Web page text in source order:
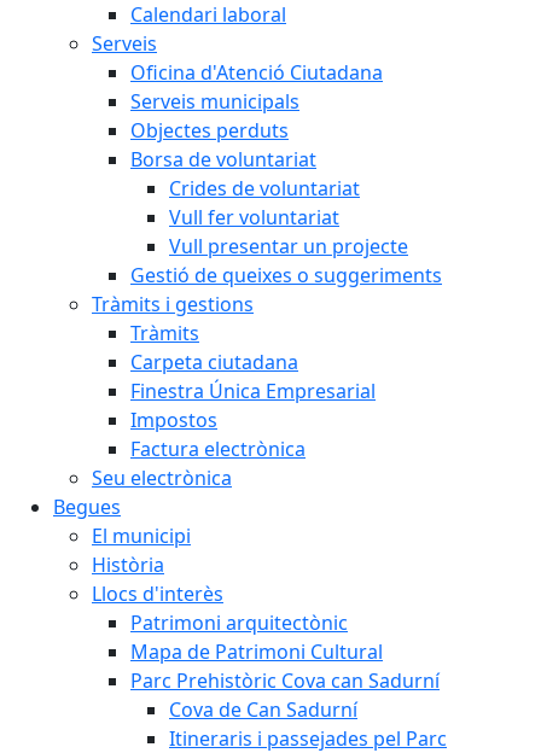
Calendari laboral
Serveis
Oficina d'Atenció Ciutadana
Serveis municipals
Objectes perduts
Borsa de voluntariat
Crides de voluntariat
Vull fer voluntariat
Vull presentar un projecte
Gestió de queixes o suggeriments
Tràmits i gestions
Tràmits
Carpeta ciutadana
Finestra Única Empresarial
Impostos
Factura electrònica
Seu electrònica
Begues
El municipi
Història
Llocs d'interès
Patrimoni arquitectònic
Mapa de Patrimoni Cultural
Parc Prehistòric Cova can Sadurní
Cova de Can Sadurní
Itineraris i passejades pel Parc